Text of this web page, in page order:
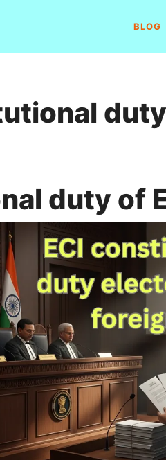
BLOG
duty
duty of